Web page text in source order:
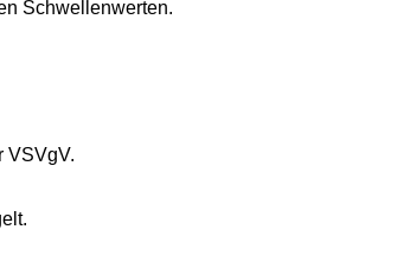
Schwellenwerten.
VSVgV.